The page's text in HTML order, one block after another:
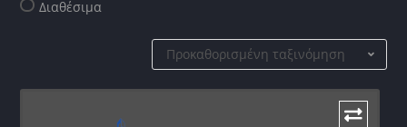
Διαθέσιμα
Προκαθορισμένη ταξινόμηση